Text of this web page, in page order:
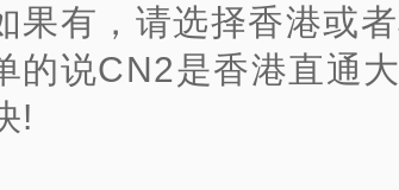
果有，请选择香港或
的说CN2是香港直通
!